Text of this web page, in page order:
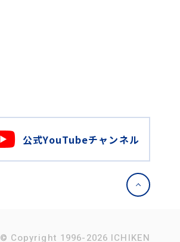
公式YouTubeチャンネル
© Copyright 1996-2026 ICHIKEN